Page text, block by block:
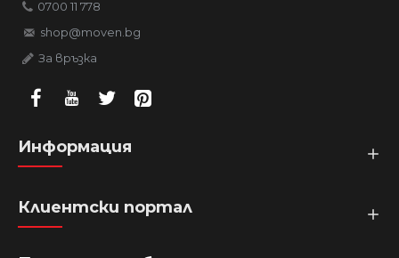
0700 11 778
shop@moven.bg
За връзка
Информация
Клиентски портал